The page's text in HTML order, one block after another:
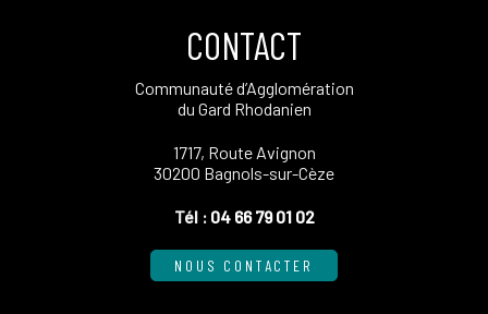
CONTACT
Communauté d’Agglomération
du Gard Rhodanien
1717, Route Avignon
30200 Bagnols-sur-Cèze
Tél : 04 66 79 01 02
NOUS CONTACTER